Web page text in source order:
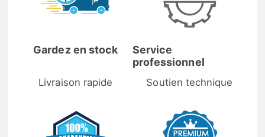
Gardez en stock
Livraison rapide
Service
professionnel
Soutien technique